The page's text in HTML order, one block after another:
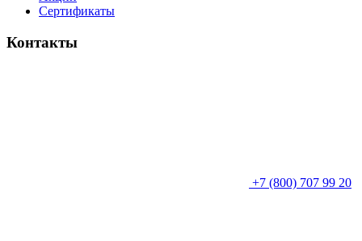
Сертификаты
Контакты
+7 (800) 707 99 20